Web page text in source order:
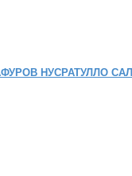
НУСРАТУЛЛО